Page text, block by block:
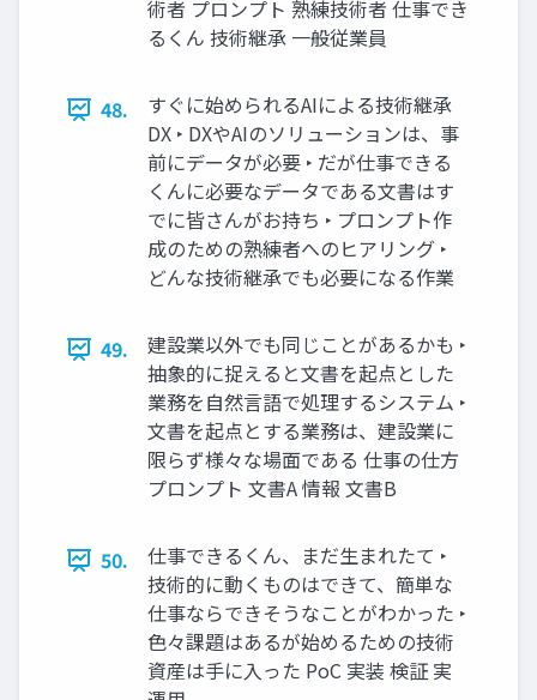
術者 プロンプト 熟練技術者 仕事でき
るくん 技術継承 一般従業員
48.
すぐに始められるAIによる技術継承
DX ‣ DXやAIのソリューションは、事
前にデータが必要 ‣ だが仕事できる
くんに必要なデータである文書はす
でに皆さんがお持ち ‣ プロンプト作
成のための熟練者へのヒアリング ‣
どんな技術継承でも必要になる作業
49.
建設業以外でも同じことがあるかも ‣
抽象的に捉えると文書を起点とした
業務を自然言語で処理するシステム ‣
文書を起点とする業務は、建設業に
限らず様々な場面である 仕事の仕方
プロンプト 文書A 情報 文書B
50.
仕事できるくん、まだ生まれたて ‣
技術的に動くものはできて、簡単な
仕事ならできそうなことがわかった ‣
色々課題はあるが始めるための技術
資産は手に入った PoC 実装 検証 実